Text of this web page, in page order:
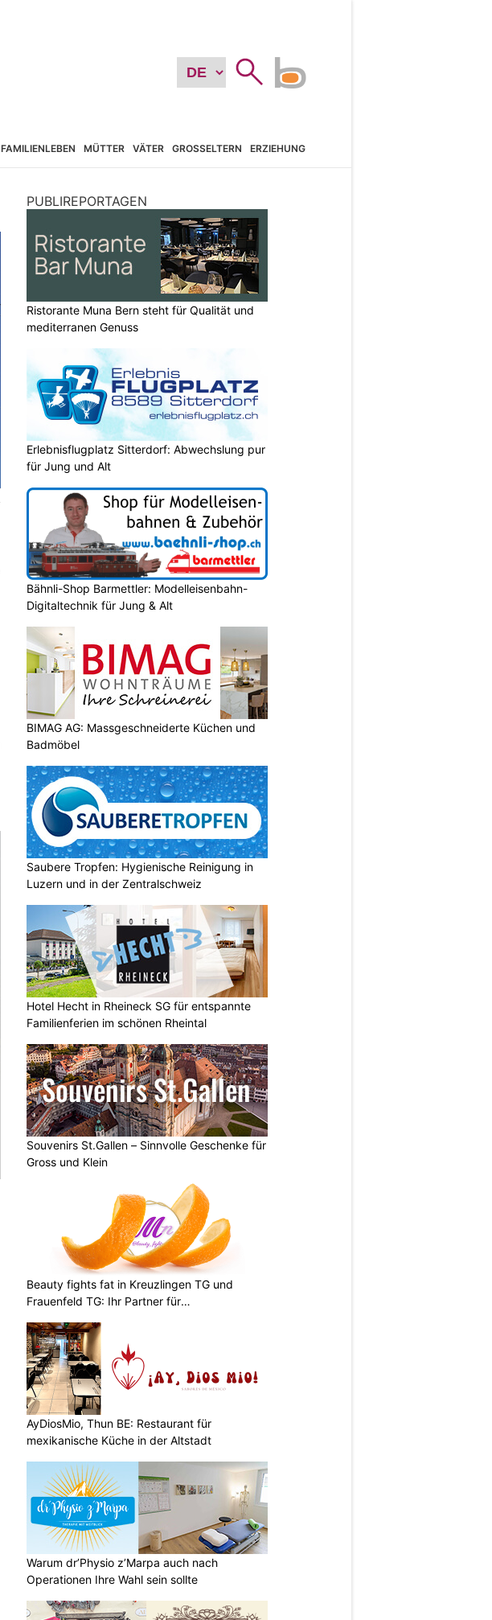
FAMILIENLEBEN MÜTTER VÄTER GROSSELTERN ERZIEHUNG
PUBLIREPORTAGEN
Ristorante Muna Bern steht für Qualität und
mediterranen Genuss
Erlebnisflugplatz Sitterdorf: Abwechslung pur
für Jung und Alt
Bähnli-Shop Barmettler: Modelleisenbahn-
Digitaltechnik für Jung & Alt
BIMAG AG: Massgeschneiderte Küchen und
Badmöbel
Saubere Tropfen: Hygienische Reinigung in
Luzern und in der Zentralschweiz
Hotel Hecht in Rheineck SG für entspannte
Familienferien im schönen Rheintal
Souvenirs St.Gallen – Sinnvolle Geschenke für
Gross und Klein
Beauty fights fat in Kreuzlingen TG und
Frauenfeld TG: Ihr Partner für
AyDiosMio, Thun BE: Restaurant für
mexikanische Küche in der Altstadt
Warum dr’Physio z’Marpa auch nach
Operationen Ihre Wahl sein sollte